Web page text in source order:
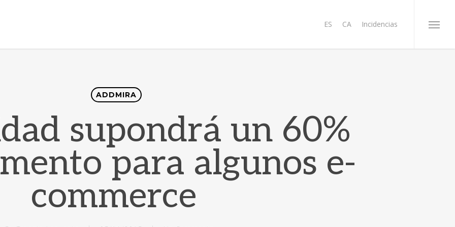
ES CA Incidencias Menu
ADDMIRA
supondrá un 60%
para algunos e-
commerce